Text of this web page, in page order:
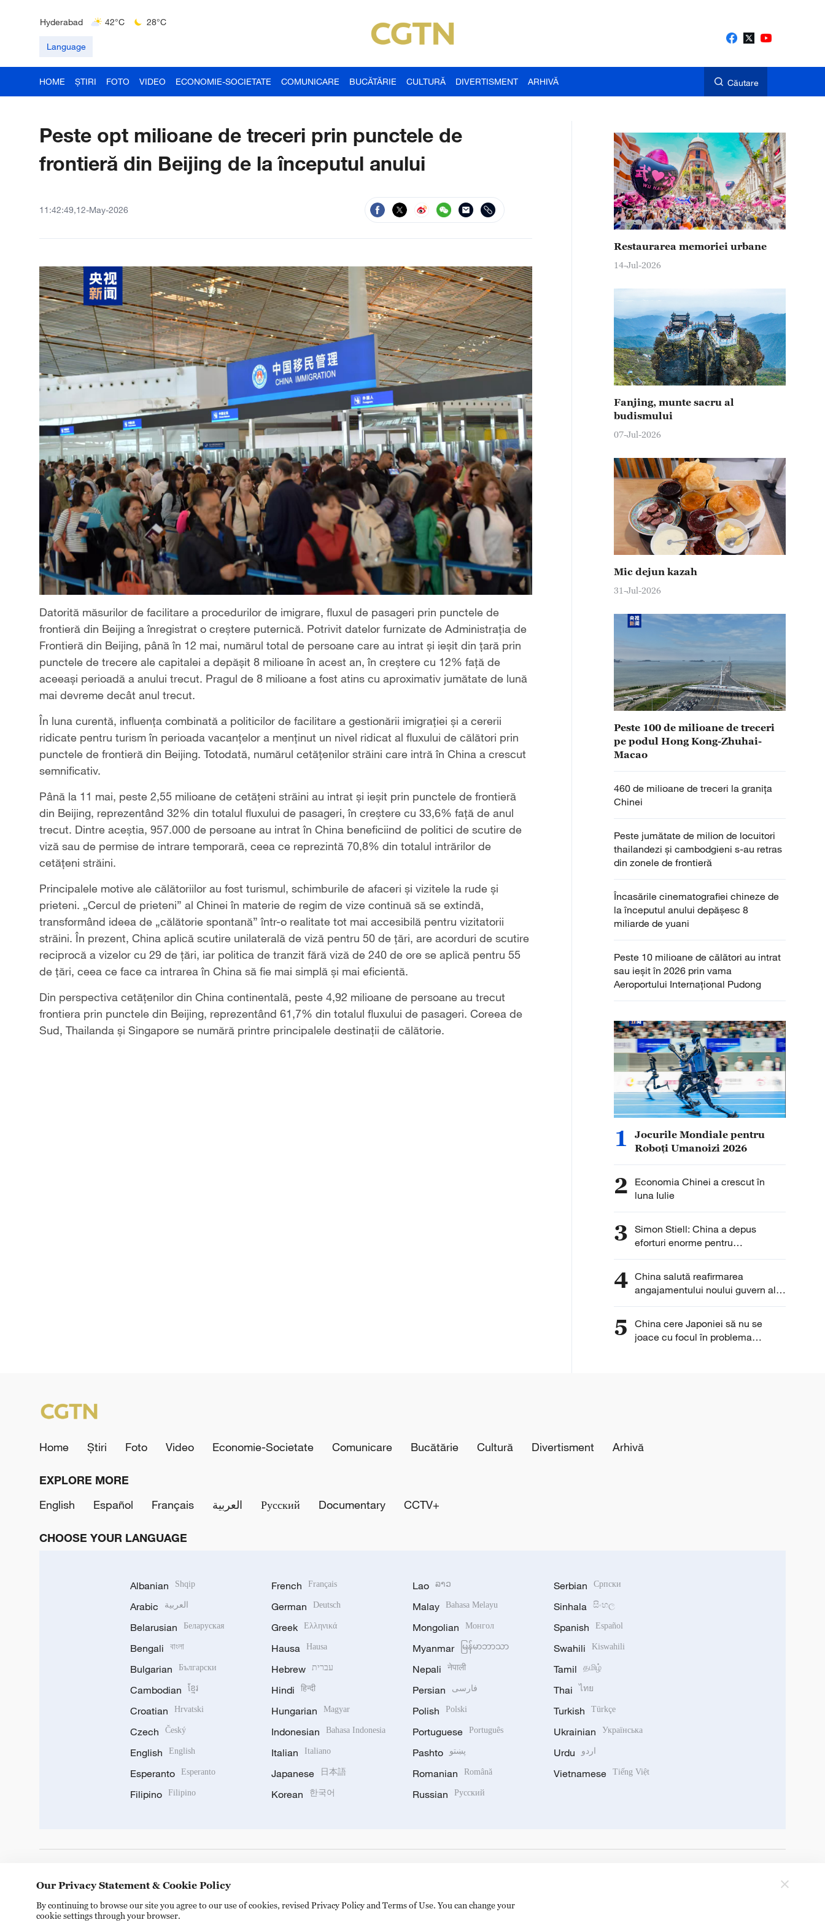
Hyderabad
42°C
28°C
Language
HOME ȘTIRI FOTO VIDEO ECONOMIE-SOCIETATE COMUNICARE BUCĂTĂRIE CULTURĂ DIVERTISMENT ARHIVĂ Căutare
Peste opt milioane de treceri prin punctele de
frontieră din Beijing de la începutul anului
11:42:49,12-May-2026
Datorită măsurilor de facilitare a procedurilor de imigrare, fluxul de pasageri prin punctele de
frontieră din Beijing a înregistrat o creștere puternică. Potrivit datelor furnizate de Administrația de
Frontieră din Beijing, până în 12 mai, numărul total de persoane care au intrat și ieșit din țară prin
punctele de trecere ale capitalei a depășit 8 milioane în acest an, în creștere cu 12% față de
aceeași perioadă a anului trecut. Pragul de 8 milioane a fost atins cu aproximativ jumătate de lună
mai devreme decât anul trecut.
În luna curentă, influența combinată a politicilor de facilitare a gestionării imigrației și a cererii
ridicate pentru turism în perioada vacanțelor a menținut un nivel ridicat al fluxului de călători prin
punctele de frontieră din Beijing. Totodată, numărul cetățenilor străini care intră în China a crescut
semnificativ.
Până la 11 mai, peste 2,55 milioane de cetățeni străini au intrat și ieșit prin punctele de frontieră
din Beijing, reprezentând 32% din totalul fluxului de pasageri, în creștere cu 33,6% față de anul
trecut. Dintre aceștia, 957.000 de persoane au intrat în China beneficiind de politici de scutire de
viză sau de permise de intrare temporară, ceea ce reprezintă 70,8% din totalul intrărilor de
cetățeni străini.
Principalele motive ale călătoriilor au fost turismul, schimburile de afaceri și vizitele la rude și
prieteni. „Cercul de prieteni” al Chinei în materie de regim de vize continuă să se extindă,
transformând ideea de „călătorie spontană” într-o realitate tot mai accesibilă pentru vizitatorii
străini. În prezent, China aplică scutire unilaterală de viză pentru 50 de țări, are acorduri de scutire
reciprocă a vizelor cu 29 de țări, iar politica de tranzit fără viză de 240 de ore se aplică pentru 55
de țări, ceea ce face ca intrarea în China să fie mai simplă și mai eficientă.
Din perspectiva cetățenilor din China continentală, peste 4,92 milioane de persoane au trecut
frontiera prin punctele din Beijing, reprezentând 61,7% din totalul fluxului de pasageri. Coreea de
Sud, Thailanda și Singapore se numără printre principalele destinații de călătorie.
Restaurarea memoriei urbane
14-Jul-2026
Fanjing, munte sacru al
budismului
07-Jul-2026
Mic dejun kazah
31-Jul-2026
Peste 100 de milioane de treceri
pe podul Hong Kong-Zhuhai-
Macao
460 de milioane de treceri la granița
Chinei
Peste jumătate de milion de locuitori
thailandezi și cambodgieni s-au retras
din zonele de frontieră
Încasările cinematografiei chineze de
la începutul anului depășesc 8
miliarde de yuani
Peste 10 milioane de călători au intrat
sau ieșit în 2026 prin vama
Aeroportului Internațional Pudong
1
Jocurile Mondiale pentru
Roboți Umanoizi 2026
2
Economia Chinei a crescut în
luna Iulie
3 Simon Stiell: China a depus
eforturi enorme pentru
decarbonizare
4 China salută reafirmarea
angajamentului noului guvern al
Insulelor Solomon față de
5
China cere Japoniei să nu se
joace cu focul în problema
Home Știri Foto Video Economie-Societate Comunicare Bucătărie Cultură Divertisment Arhivă
EXPLORE MORE
English
Español Français العربية Русский Documentary CCTV+
CHOOSE YOUR LANGUAGE
Albanian Shqip
Arabic العربية
Belarusian Беларуская
Bengali বাংলা
Bulgarian Български
Cambodian ខ្មែរ
Croatian Hrvatski
Czech Český
English English
Esperanto Esperanto
Filipino Filipino
French Français
German Deutsch
Greek Ελληνικά
Hausa Hausa
Hebrew עברית
Hindi हिन्दी
Hungarian Magyar
Indonesian Bahasa Indonesia
Italian Italiano
Japanese 日本語
Korean 한국어
Lao ລາວ
Malay Bahasa Melayu
Mongolian Монгол
Myanmar မြန်မာဘာသာ
Nepali नेपाली
Persian فارسی
Polish Polski
Portuguese Português
Pashto پښتو
Romanian Română
Russian Русский
Serbian Српски
Sinhala සිංහල
Spanish Español
Swahili Kiswahili
Tamil தமிழ்
Thai ไทย
Turkish Türkçe
Ukrainian Українська
Urdu اردو
Vietnamese Tiếng Việt
Our Privacy Statement & Cookie Policy
By continuing to browse our site you agree to our use of cookies, revised Privacy Policy and Terms of Use. You can change your
cookie settings through your browser.